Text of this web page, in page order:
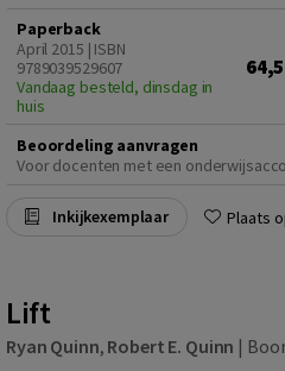
Paperback
April 2015 | ISBN
9789039529607
Vandaag besteld, dinsdag in
huis
Beoordeling aanvragen
Voor docenten met een
Inkijkexemplaar Plaats
Lift
Ryan Quinn, Robert E. Quinn |